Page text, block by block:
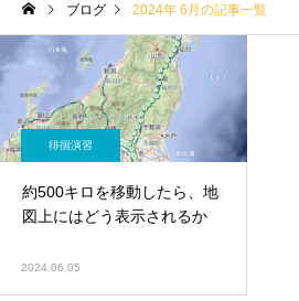
専用シューズ
ブログ 2024年 6月の記事一覧
徘徊演習
約500キロを移動したら、地
図上にはどう表示されるか
2024.06.05